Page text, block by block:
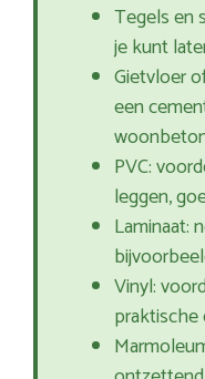
Tegels en
je kunt
Gietvloer
een
PVC:
leggen,
Laminaat:
Vinyl:
praktische